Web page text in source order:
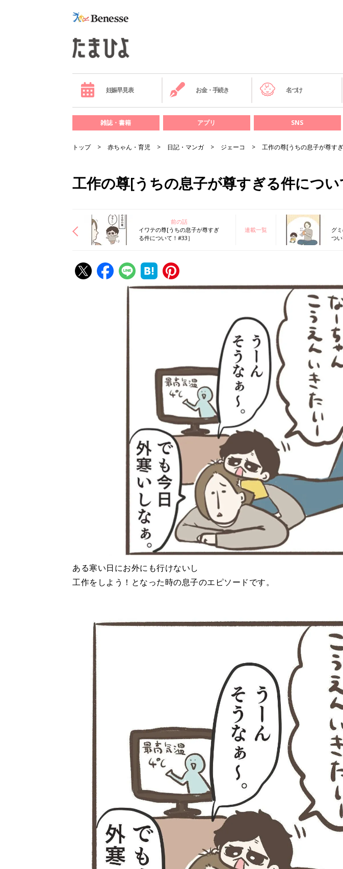
妊娠早見表 お金・手続き 名づけ
雑誌・書籍 アプリ SNS
トップ 赤ちゃん・育児 日記・マンガ ジェーコ 工作の尊[うちの息子が尊す
工作の尊[うちの息子が尊すぎる件につい
前の話
イワテの尊[うちの息子が尊すぎ
る件について！#33］
連載一覧
グ
つい
ある寒い日にお外にも行けないし
工作をしよう！となった時の息子のエピソードです。